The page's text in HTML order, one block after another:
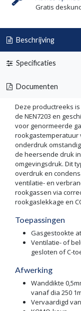
Gratis
Beschrijving
Specificaties
Documenten
Deze productreeks
de NEN7203 en
voor genormeerde
rookgastemperatuur
onderdruk
de heersende druk
omgevingsdruk. Dit
overdruk en
ventilatie- en
rookgassen via
rookgaslekkage en
Toepassingen
Gasgestookte
Ventilatie- of
gesloten of C-
Afwerking
Wanddikte
vanaf dia 250
Vervaardigd van